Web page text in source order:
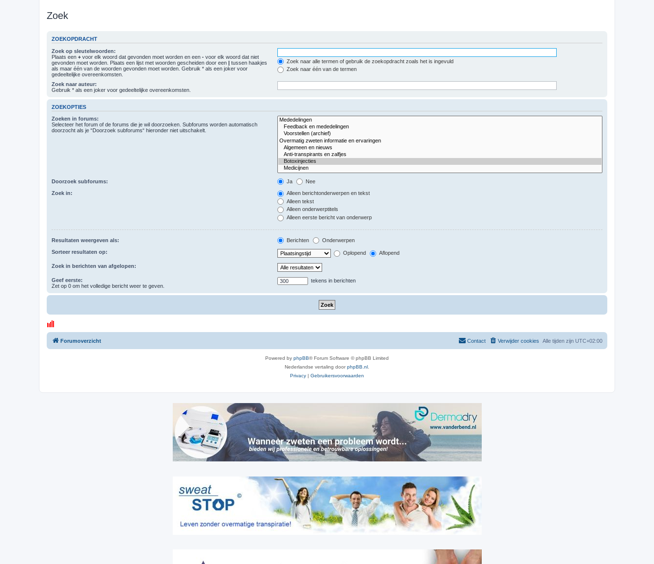
Zoek
ZOEKOPDRACHT
Zoek op sleutelwoorden:
Plaats een + voor elk woord dat gevonden moet worden en een - voor elk woord dat niet
gevonden moet worden. Plaats een lijst met woorden gescheiden door een | tussen haakjes
als maar één van de woorden gevonden moet worden. Gebruik * als een joker voor
gedeeltelijke overeenkomsten.
Zoek naar alle termen of gebruik de zoekopdracht zoals het is ingevuld
Zoek naar één van de termen
Zoek naar auteur:
Gebruik * als een joker voor gedeeltelijke overeenkomsten.
ZOEKOPTIES
Zoeken in forums:
Selecteer het forum of de forums die je wil doorzoeken. Subforums worden automatisch
doorzocht als je “Doorzoek subforums“ hieronder niet uitschakelt.
Doorzoek subforums: Ja Nee
Zoek in:
Alleen berichtonderwerpen en tekst
Alleen tekst
Alleen onderwerptitels
Alleen eerste bericht van onderwerp
Resultaten weergeven als: Berichten Onderwerpen
Sorteer resultaten op: Oplopend Aflopend
Zoek in berichten van afgelopen:
Geef eerste:
Zet op 0 om het volledige bericht weer te geven.
tekens in berichten
Forumoverzicht Alle tijden zijn UTC+02:00
Verwijder cookies
Contact
Powered by phpBB® Forum Software © phpBB Limited
Nederlandse vertaling doorphpBB.nl
Privacy | Gebruikersvoorwaarden